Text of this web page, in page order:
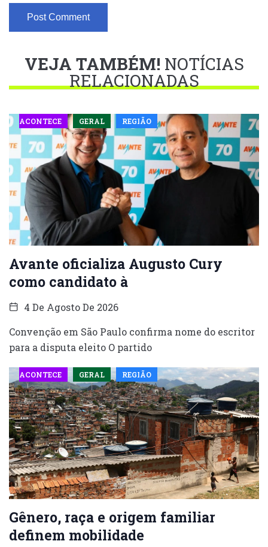
VEJA TAMBÉM! NOTÍCIAS
RELACIONADAS
ACONTECE GERAL REGIÃO
Avante oficializa Augusto Cury
como candidato à
4 De Agosto De 2026
Convenção em São Paulo confirma nome do escritor
para a disputa eleito O partido
ACONTECE GERAL REGIÃO
Gênero, raça e origem familiar
definem mobilidade